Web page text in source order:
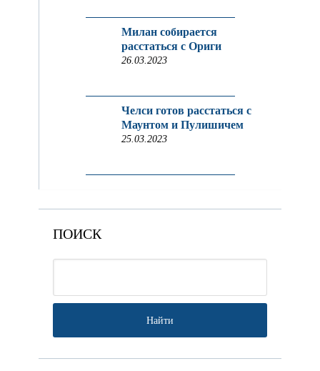
Милан собирается
расстаться с Ориги
26.03.2023
Челси готов расстаться с
Маунтом и Пулишичем
25.03.2023
ПОИСК